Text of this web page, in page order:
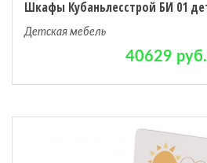
Детская мебель
40629 руб.